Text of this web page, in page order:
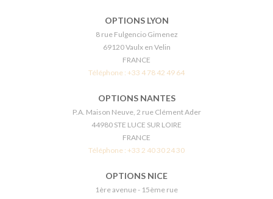
OPTIONS LYON
8 rue Fulgencio Gimenez
69120 Vaulx en Velin
FRANCE
Téléphone : +33 4 78 42 49 64
OPTIONS NANTES
P.A. Maison Neuve, 2 rue Clément Ader
44980 STE LUCE SUR LOIRE
FRANCE
Téléphone : +33 2 40 30 24 30
OPTIONS NICE
1ère avenue - 15ème rue